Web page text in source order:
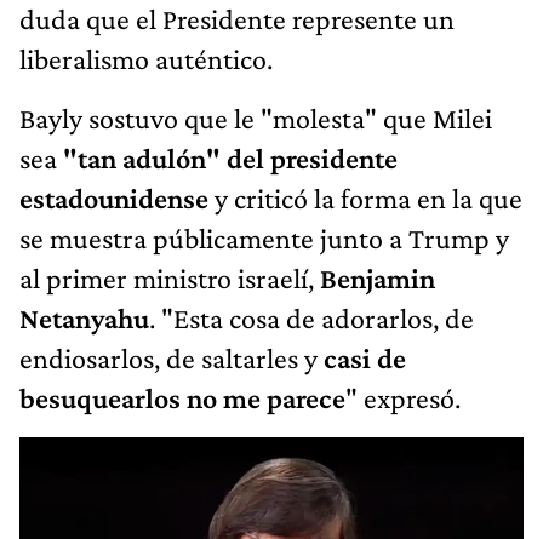
duda que el Presidente represente un
liberalismo auténtico.
Bayly sostuvo que le "molesta" que Milei
sea "tan adulón" del presidente
estadounidensey criticó la forma en la que
se muestra públicamente junto a Trump y
al primer ministro israelí, Benjamin
Netanyahu. "Esta cosa de adorarlos, de
endiosarlos, de saltarles ycasi de
besuquearlos no me parece" expresó.